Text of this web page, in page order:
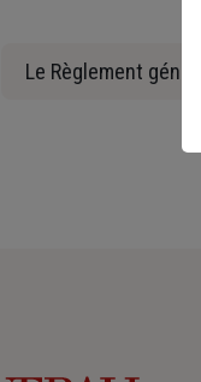
Le Règlement